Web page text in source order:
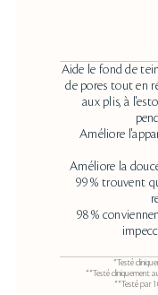
Aide le fond de
de pores tout en
aux plis, à
Améliore
Améliore la
99 % trouvent
98 %
*Testé
**Testé cliniquement
**Testé par